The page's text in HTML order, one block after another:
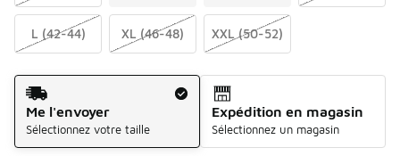
L (42-44) XL (46-48) XXL (50-52)
Mode d'expédition
Me l'envoyer
Sélectionnez votre taille
Expédition en magasin
Sélectionnez un magasin